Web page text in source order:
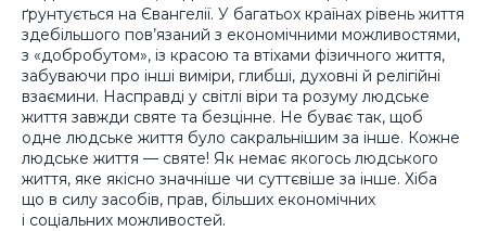
ґрунтується на Євангелії. У багатьох країнах рівень життя
здебільшого пов’язаний з економічними можливостями,
з «добробутом», із красою та втіхами фізичного життя,
забуваючи про інші виміри, глибші, духовні й релігійні
взаємини. Насправді у світлі віри та розуму людське
життя завжди святе та безцінне. Не буває так, щоб
одне людське життя було сакральнішим за інше. Кожне
людське життя — святе! Як немає якогось людського
життя, яке якісно значніше чи суттєвіше за інше. Хіба
що в силу засобів, прав, більших економічних
і соціальних можливостей.